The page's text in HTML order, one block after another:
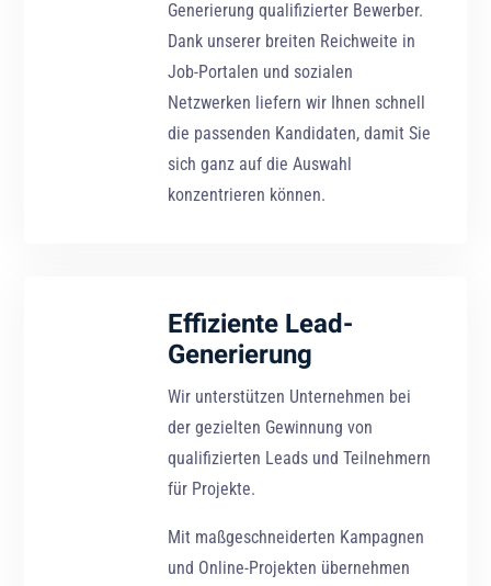
Generierung qualifizierter Bewerber.
Dank unserer breiten Reichweite in
Job-Portalen und sozialen
Netzwerken liefern wir Ihnen schnell
die passenden Kandidaten, damit Sie
sich ganz auf die Auswahl
konzentrieren können.
Effiziente Lead-
Generierung
Wir unterstützen Unternehmen bei
der gezielten Gewinnung von
qualifizierten Leads und Teilnehmern
für Projekte.
Mit maßgeschneiderten Kampagnen
und Online-Projekten übernehmen